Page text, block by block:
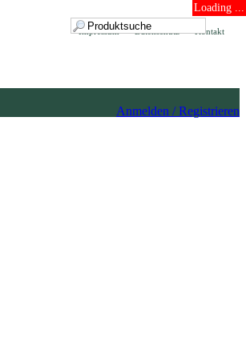
Loading ...
Kontakt
Datenschutz
Impressum
Anmelden / Registrieren